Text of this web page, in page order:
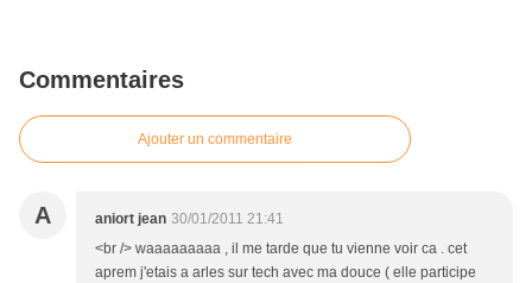
Commentaires
Ajouter un commentaire
A aniort jean 30/01/2011 21:41
<br /> waaaaaaaaa , il me tarde que tu vienne voir ca . cet
aprem j'etais a arles sur tech avec ma douce ( elle participe